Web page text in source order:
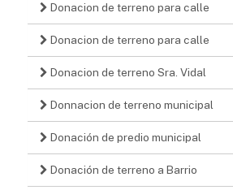
Donacion de terreno para calle
Donacion de terreno para calle
Donacion de terreno Sra. Vidal
Donnacion de terreno municipal
Donación de predio municipal
Donación de terreno a Barrio